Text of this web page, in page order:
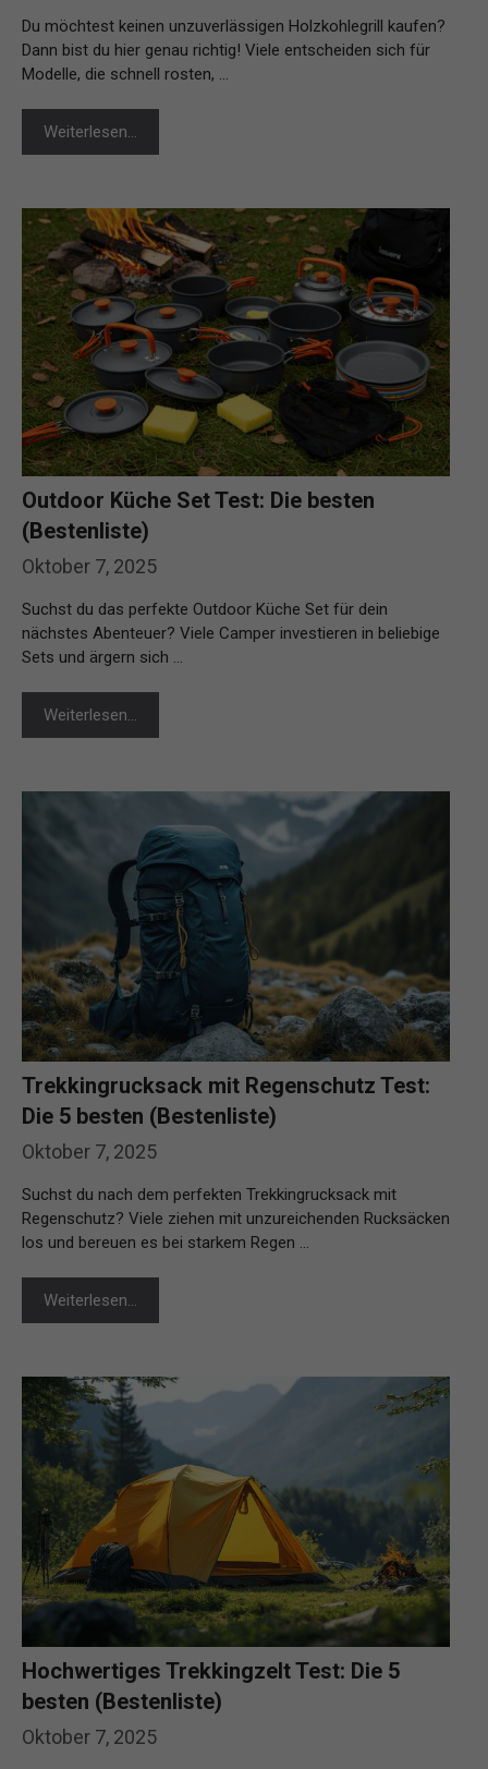
Du möchtest keinen unzuverlässigen Holzkohlegrill kaufen?
Dann bist du hier genau richtig! Viele entscheiden sich für
Modelle, die schnell rosten, …
Weiterlesen…
Oktober 7, 2025
Outdoor Küche Set Test: Die besten
(Bestenliste)
Suchst du das perfekte Outdoor Küche Set für dein
nächstes Abenteuer? Viele Camper investieren in beliebige
Sets und ärgern sich …
Weiterlesen…
Oktober 7, 2025
Trekkingrucksack mit Regenschutz Test:
Die 5 besten (Bestenliste)
Suchst du nach dem perfekten Trekkingrucksack mit
Regenschutz? Viele ziehen mit unzureichenden Rucksäcken
los und bereuen es bei starkem Regen …
Weiterlesen…
Oktober 7, 2025
Hochwertiges Trekkingzelt Test: Die 5
besten (Bestenliste)